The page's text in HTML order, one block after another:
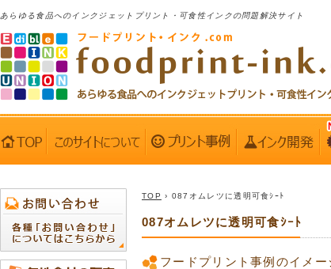
あらゆる食品へのインクジェットプリント・可食性インクの問題解決サイト
TOP › 087オムレツに透明可食ｼｰﾄ
087オムレツに透明可食ｼｰﾄ
フードプリント事例のイメー